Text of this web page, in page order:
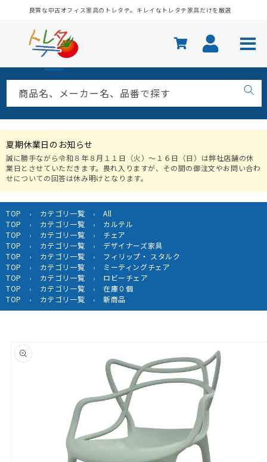
ンツに
良質な中古オフィス家具のトレタテ。キレイなトレタテ家具だけを厳選
商品名、メーカー名、品番で探す
夏期休業日のお知らせ
誠に勝手ながら令和８年８月１１日（火）〜１６日（日）は弊社店舗の休
業日とさせていただきます。畏れ入りますが、その間の御注文やお問い合わ
せについての回答は休み明けとなります。
TOP › カテゴリ一覧 ›
All
TOP
› カテゴリ一覧 ›
カルテル
TOP
› カテゴリ一覧 ›
チェア
TOP
› カテゴリ一覧 ›
デザイナーズ家具
TOP
› カテゴリ一覧 ›
フィリップ・ スタルク
TOP
› カテゴリ一覧 ›
ミーティングチェア
TOP
› カテゴリ一覧 ›
ロビーチェア
TOP
› カテゴリ一覧 ›
在庫０個
TOP
› カテゴリ一覧 › 新商品
報にス
キップ